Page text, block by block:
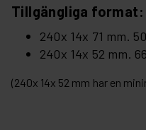
Tillgängliga format:
240x 14x 71 mm.
240x 14x 52 mm.
(240x 14x 52 mm har en